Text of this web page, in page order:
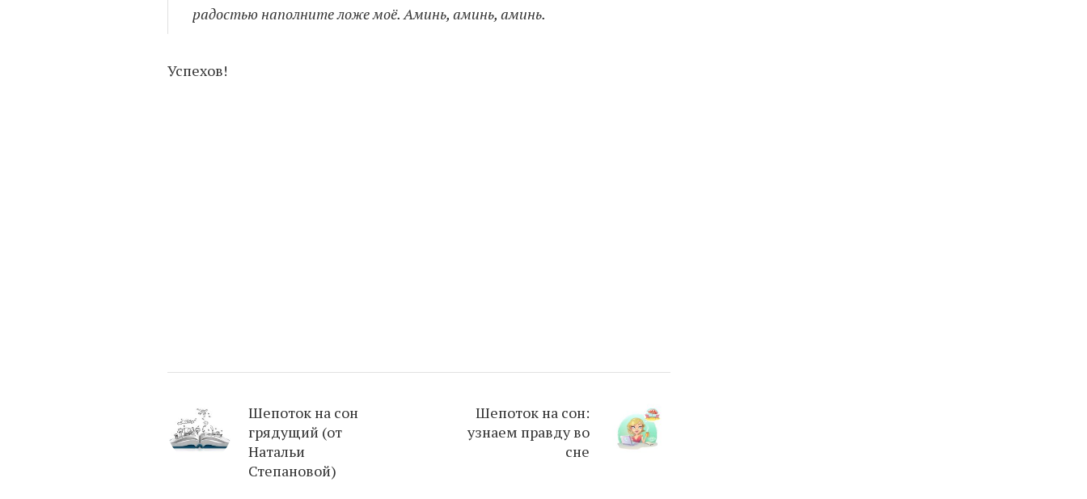
радостью наполните ложе моё. Аминь, аминь, аминь.
Успехов!
Шепоток на сон
грядущий (от
Натальи
Степановой)
Шепоток на сон:
узнаем правду во
сне